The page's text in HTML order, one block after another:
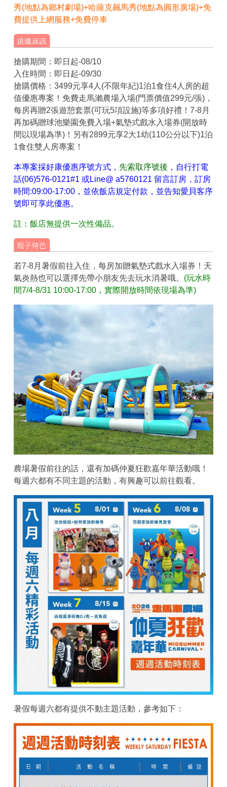
秀(地點為鄉村劇場)+哈薩克飆馬秀(地點為圓形廣場)+免
費提供上網服務+免費停車
搶購期間：即日起-08/10
入住時間：即日起-09/30
搶購價格：3499元享4人(不限年紀)1泊1食住4人房的超
值優惠專案！免費走馬瀨農場入場(門票價值299元/張)，
每房再贈2張遊憩套票(可玩5項設施)等多項好禮！7-8月
再加碼贈球池樂園免費入場+氣墊式戲水入場券(開放時
間以現場為準)！另有2899元享2大1幼(110公分以下)1泊
1食住雙人房專案！
本專案採好康優惠序號方式， 先索取序號後 ，自行打電
話(06)576-0121#1 或Line@ a5760121 留言訂房，訂房
時間:09:00-17:00，並依飯店規定付款，並告知愛貝客序
號即可享此優惠。
註：飯店無提供一次性備品。
若7-8月暑假前往入住，每房加贈氣墊式戲水入場券！天
氣炎熱也可以選擇先帶小朋友先去玩水消暑哦。 (玩水時
間7/4-8/31 10:00-17:00，實際開放時間依現場為準)
農場暑假前往的話，還有加碼仲夏狂歡嘉年華活動哦！
每週六都有不同主題的活動，有興趣可以前往觀看。
暑假每週六都有提供不動主題活動，參考如下：